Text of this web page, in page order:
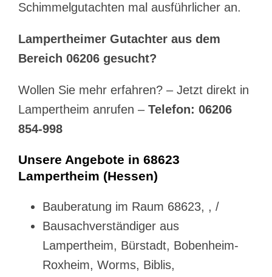
Schimmelgutachten mal ausführlicher an.
Lampertheimer Gutachter aus dem
Bereich 06206 gesucht?
Wollen Sie mehr erfahren? – Jetzt direkt in
Lampertheim anrufen – Telefon: 06206
854-998
Unsere Angebote in 68623
Lampertheim (Hessen)
Bauberatung im Raum 68623, , /
Bausachverständiger aus
Lampertheim, Bürstadt, Bobenheim-
Roxheim, Worms, Biblis,